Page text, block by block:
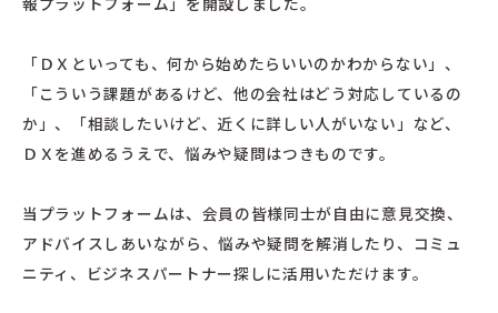
「ＤＸといっても、何から始めたらいいのかわからない」、
「こういう課題があるけど、他の会社はどう対応しているの
か」、「相談したいけど、近くに詳しい人がいない」など、
ＤＸを進めるうえで、悩みや疑問はつきものです。
当プラットフォームは、会員の皆様同士が自由に意見交換、
アドバイスしあいながら、悩みや疑問を解消したり、コミュ
ニティ、ビジネスパートナー探しに活用いただけます。